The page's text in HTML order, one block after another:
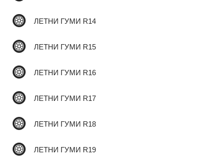
ЛЕТНИ ГУМИ R14
ЛЕТНИ ГУМИ R15
ЛЕТНИ ГУМИ R16
ЛЕТНИ ГУМИ R17
ЛЕТНИ ГУМИ R18
ЛЕТНИ ГУМИ R19